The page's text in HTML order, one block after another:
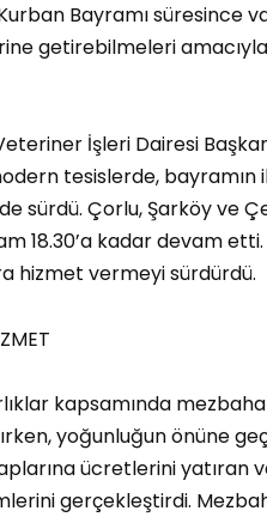
Bayramı süresince
getirebilmeleri
İşleri Dairesi
tesislerde,
sürdü. Çorlu, Şarköy ve
18.30’a kadar devam
hizmet vermeyi sürdürdü.
kapsamında
yoğunluğun önüne
ücretlerini yatıran
gerçekleştirdi.